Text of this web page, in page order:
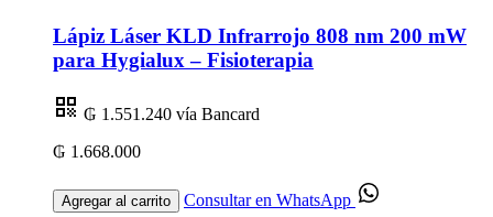
Lápiz Láser KLD Infrarrojo 808 nm 200 mW
para Hygialux – Fisioterapia
₲ 1.551.240 vía Bancard
₲ 1.668.000
Agregar al carrito Consultar en WhatsApp